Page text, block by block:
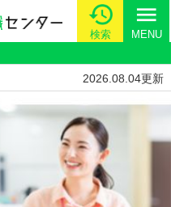
検索
menu
MENU
2026.08.04更新